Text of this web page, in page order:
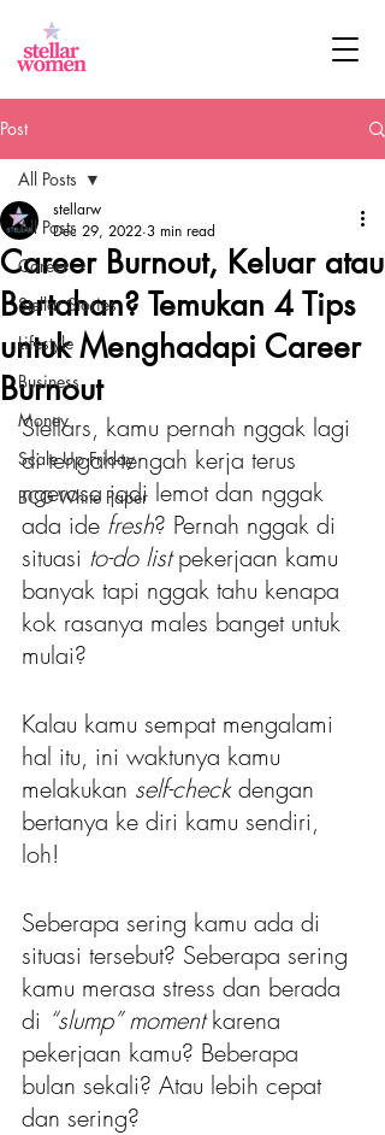
Post
All Posts
Career
Stellar Stories
Lifestyle
Business
Money
Scale Up Friday
BCG White Paper
All Posts
Career Burnout, Keluar atau
Bertahan? Temukan 4 Tips
untuk Menghadapi Career
Burnout
stellarw
Dec 29, 2022 3 min read
Stellars, kamu pernah nggak lagi
di tengah-tengah kerja terus
ngerasa jadi lemot dan nggak
ada ide fresh? Pernah nggak di
situasi to-do list pekerjaan kamu
banyak tapi nggak tahu kenapa
kok rasanya males banget untuk
mulai?
Kalau kamu sempat mengalami
hal itu, ini waktunya kamu
melakukan self-check dengan
bertanya ke diri kamu sendiri,
loh!
Seberapa sering kamu ada di
situasi tersebut? Seberapa sering
kamu merasa stress dan berada
di “slump” moment karena
pekerjaan kamu? Beberapa
bulan sekali? Atau lebih cepat
dan sering?